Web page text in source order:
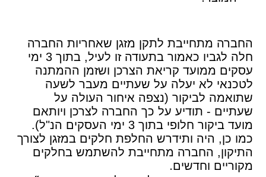
החברה מתחייבת לתקן מזגן שאחריות החברה
חלה לגביו כאמור בתעודה זו לעיל, בתוך 3 ימי
עסקים ממועד קריאת הצרכן ושזמן ההמתנה
לטכנאי לא יעלה על שעתיים מעבר לשעה
שתואמה לביקור (נצפה איחור העולה על
שעתיים - תודיע על כך החברה לצרכן ויותאם
מועד ביקור חלופי בתוך 3 ימי העסקים הנ"ל).
כמו כן, היה ותידרש החלפת חלקים במזגן לצורך
התיקון, החברה מתחייבת להשתמש בחלקים
מקוריים וחדשים.